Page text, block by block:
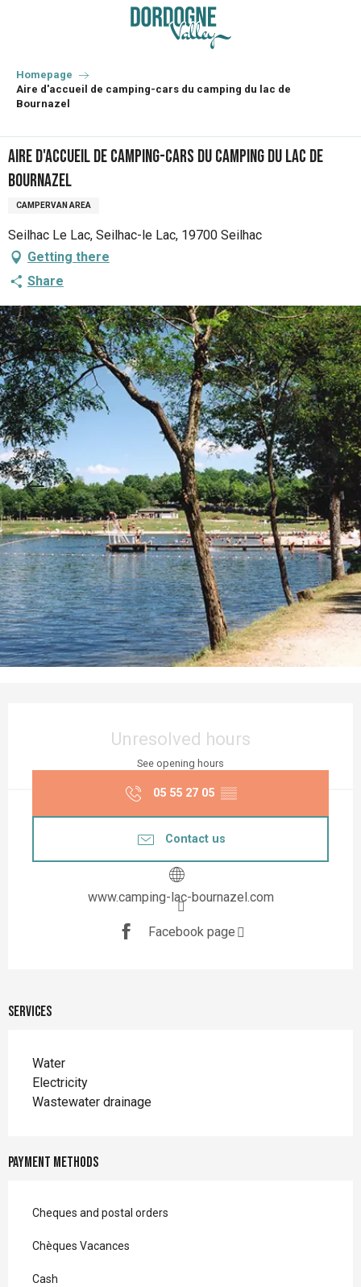
principal
Homepage
Aire d'accueil de camping-cars du camping du lac de
Bournazel
Aire d'accueil de camping-cars du camping du lac de
Bournazel
CAMPERVAN AREA
Seilhac Le Lac, Seilhac-le Lac, 19700 Seilhac
Getting there
Share
Unresolved hours
See opening hours
05 55 27 05 ▒▒
Contact us
www.camping-lac-bournazel.com
Facebook page
Services
Water
Electricity
Wastewater drainage
Payment methods
Cheques and postal orders
Chèques Vacances
Cash